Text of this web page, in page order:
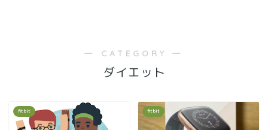
― CATEGORY ―
ダイエット
fitbit fitbit